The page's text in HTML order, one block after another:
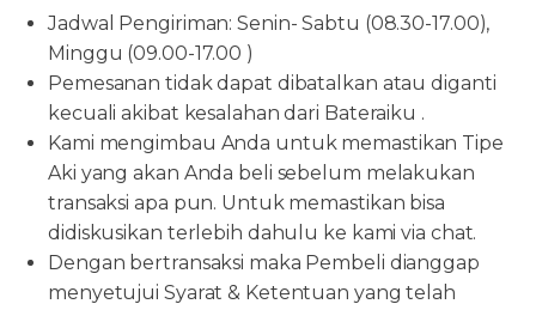
Jadwal Pengiriman: Senin- Sabtu (08.30-17.00),
Minggu (09.00-17.00 )
Pemesanan tidak dapat dibatalkan atau diganti
kecuali akibat kesalahan dari Bateraiku .
Kami mengimbau Anda untuk memastikan Tipe
Aki yang akan Anda beli sebelum melakukan
transaksi apa pun. Untuk memastikan bisa
didiskusikan terlebih dahulu ke kami via chat.
Dengan bertransaksi maka Pembeli dianggap
menyetujui Syarat & Ketentuan yang telah